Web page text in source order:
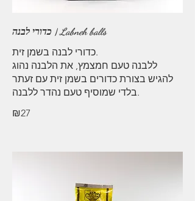
כדורי לבנה | Labneh balls
כדורי לבנה בשמן זית.
ללבנה טעם חמצמץ, את הלבנה נהוג
להגיש בצורת כדורים בשמן זית עם זעתר
בלדי שמוסיף טעם נהדר ללבנה.
₪27